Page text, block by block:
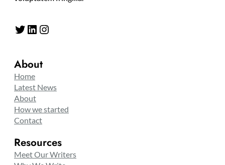
Twitter LinkedIn Instagram
About
Home
Latest News
About
How we started
Contact
Resources
Meet Our Writers